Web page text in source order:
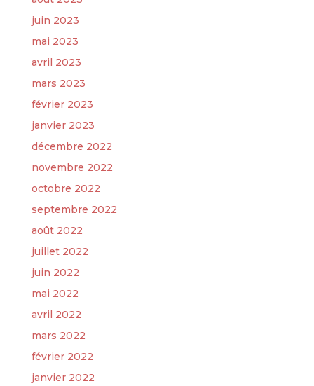
juin 2023
mai 2023
avril 2023
mars 2023
février 2023
janvier 2023
décembre 2022
novembre 2022
octobre 2022
septembre 2022
août 2022
juillet 2022
juin 2022
mai 2022
avril 2022
mars 2022
février 2022
janvier 2022